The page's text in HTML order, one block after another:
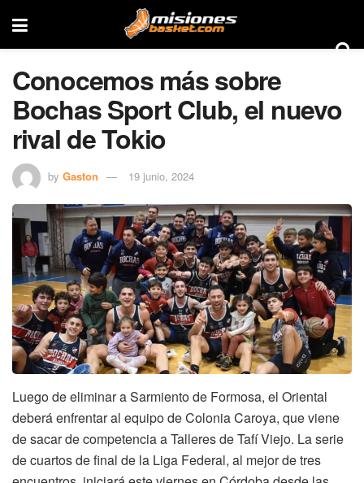
Conocemos más sobre
Bochas Sport Club, el nuevo
rival de Tokio
by Gaston 19 junio, 2024
Luego de eliminar a Sarmiento de Formosa, el Oriental
deberá enfrentar al equipo de Colonia Caroya, que viene
de sacar de competencia a Talleres de Tafí Viejo. La serie
de cuartos de final de la Liga Federal, al mejor de tres